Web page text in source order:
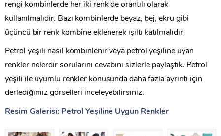
rengi kombinlerde her iki renk de orantılı olarak
kullanılmalıdır. Bazı kombinlerde beyaz, bej, ekru gibi
üçüncü bir renk kombine eklenerek ışıltı katılmalıdır.
Petrol yeşili nasıl kombinlenir veya petrol yeşiline uyan
renkler nelerdir sorularını cevabını sizlerle paylaştık. Petrol
yeşili ile uyumlu renkler konusunda daha fazla ayrıntı için
derlediğimiz görselleri inceleyebilirsiniz.
Resim Galerisi: Petrol Yeşiline Uygun Renkler